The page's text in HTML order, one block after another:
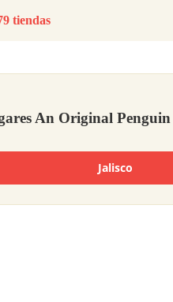
tiendas
An Original
Jalisco